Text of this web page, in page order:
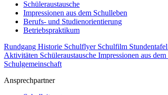
Schüleraustausche
Impressionen aus dem Schulleben
Berufs- und Studienorientierung
Betriebspraktikum
Rundgang Historie Schulflyer Schulfilm
Aktivitäten Schüleraustausche Impressionen aus
Schulgemeinschaft
Ansprechpartner